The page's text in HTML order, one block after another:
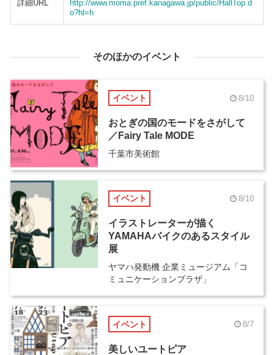
詳細URL
http://www.moma.pref.kanagawa.jp/public/HallTop.d
o?hl=h
そのほかのイベント
イベント 8/10
おとぎの国のモードをさがして
／Fairy Tale MODE
千葉市美術館
イベント 8/10
イラストレーターが描く
YAMAHAバイクのあるスタイル
展
ヤマハ発動機 企業ミュージアム「コ
ミュニケーションプラザ」
イベント 8/7
美しいユートピア